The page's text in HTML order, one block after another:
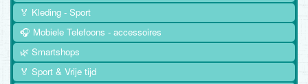
🏅 Kleding - Sport
🎧 Mobiele Telefoons - accessoires
🌿 Smartshops
🏅 Sport & Vrije tijd